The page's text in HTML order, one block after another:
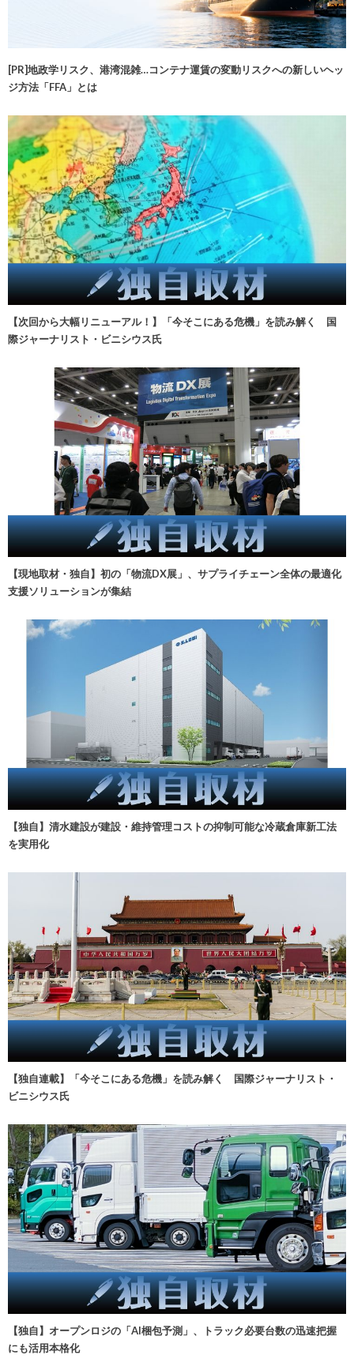
[PR]地政学リスク、港湾混雑…コンテナ運賃の変動リスクへの新しいヘッ
ジ方法「FFA」とは
【次回から大幅リニューアル！】「今そこにある危機」を読み解く 国
際ジャーナリスト・ビニシウス氏
【現地取材・独自】初の「物流DX展」、サプライチェーン全体の最適化
支援ソリューションが集結
【独自】清水建設が建設・維持管理コストの抑制可能な冷蔵倉庫新工法
を実用化
【独自連載】「今そこにある危機」を読み解く 国際ジャーナリスト・
ビニシウス氏
【独自】オープンロジの「AI梱包予測」、トラック必要台数の迅速把握
にも活用本格化